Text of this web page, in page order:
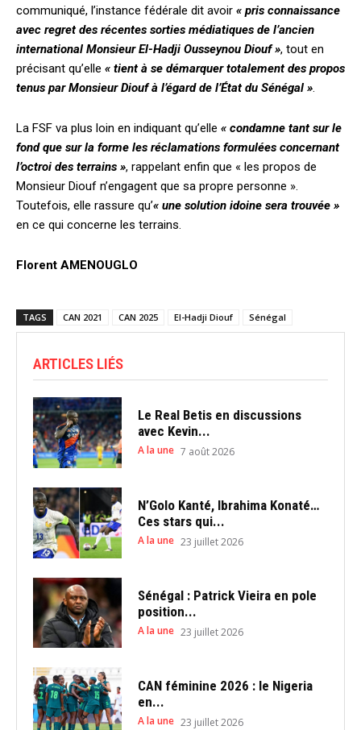
communiqué, l’instance fédérale dit avoir « pris connaissance
avec regret des récentes sorties médiatiques de l’ancien
international Monsieur El-Hadji Ousseynou Diouf », tout en
précisant qu’elle « tient à se démarquer totalement des propos
tenus par Monsieur Diouf à l’égard de l’État du Sénégal ».
La FSF va plus loin en indiquant qu’elle « condamne tant sur le
fond que sur la forme les réclamations formulées concernant
l’octroi des terrains », rappelant enfin que « les propos de
Monsieur Diouf n’engagent que sa propre personne ».
Toutefois, elle rassure qu’« une solution idoine sera trouvée »
en ce qui concerne les terrains.
Florent AMENOUGLO
TAGS CAN 2021 CAN 2025 El-Hadji Diouf Sénégal
ARTICLES LIÉS
Le Real Betis en discussions
avec Kevin...
A la une 7 août 2026
N’Golo Kanté, Ibrahima Konaté…
Ces stars qui...
A la une 23 juillet 2026
Sénégal : Patrick Vieira en pole
position...
A la une 23 juillet 2026
CAN féminine 2026 : le Nigeria
en...
A la une 23 juillet 2026